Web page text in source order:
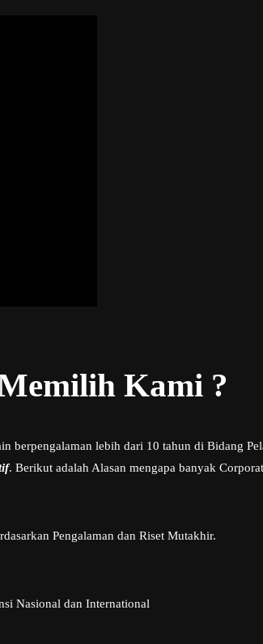
Kami ?
berpengalaman lebih dari 10 tahun di Bidang
. Berikut adalah Alasan mengapa banyak
Pengalaman dan Riset Mutakhir.
Nasional dan International